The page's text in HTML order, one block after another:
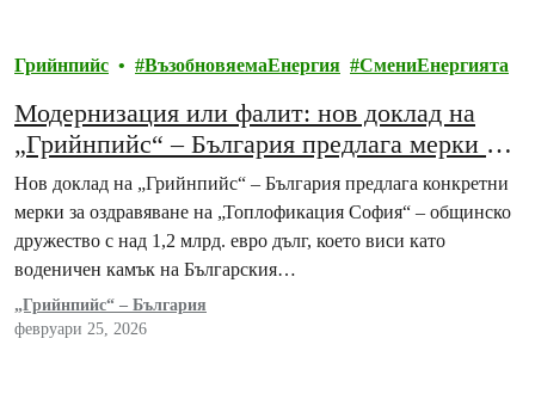
Грийнпийс ВъзобновяемаЕнергия СмениЕнергията
Модернизация или фалит: нов доклад на
„Грийнпийс“ – България предлага мерки за
оздравяване на „Топлофикация София“
Нов доклад на „Грийнпийс“ – България предлага конкретни
мерки за оздравяване на „Топлофикация София“ – общинско
дружество с над 1,2 млрд. евро дълг, което виси като
воденичен камък на Българския…
„Грийнпийс“ – България
февруари 25, 2026